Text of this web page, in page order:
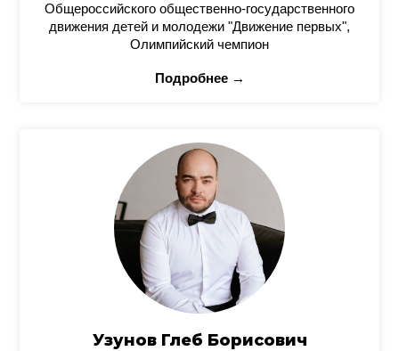
Общероссийского общественно-государственного
движения детей и молодежи "Движение первых",
Олимпийский чемпион
Подробнее →
Узунов Глеб Борисович